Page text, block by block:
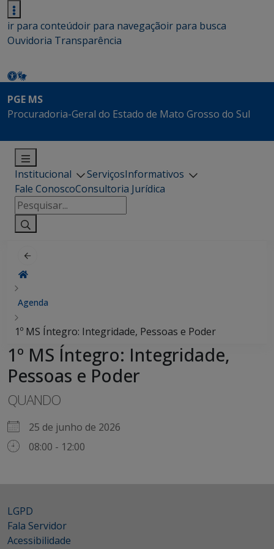
ir para conteúdoir para navegaçãoir para busca
Ouvidoria Transparência
PGE MS
Procuradoria-Geral do Estado de Mato Grosso do Sul
Institucional ServiçosInformativos
Fale ConoscoConsultoria Jurídica
Pesquisar
por:
Agenda
1º MS Íntegro: Integridade, Pessoas e Poder
1º MS Íntegro: Integridade,
Pessoas e Poder
QUANDO
25 de junho de 2026
08:00 - 12:00
LGPD
Fala Servidor
Acessibilidade